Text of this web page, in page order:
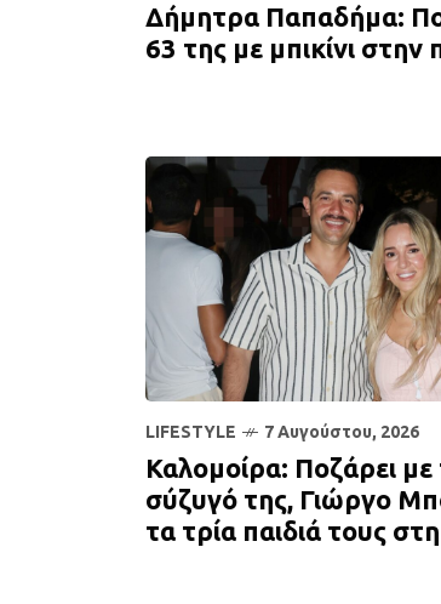
Δήμητρα Παπαδήμα:
63 της με μπικίνι στην
LIFESTYLE 7 Αυγούστου, 2026
Καλομοίρα: Ποζάρει με
σύζυγό της, Γιώργο
τα τρία παιδιά τους